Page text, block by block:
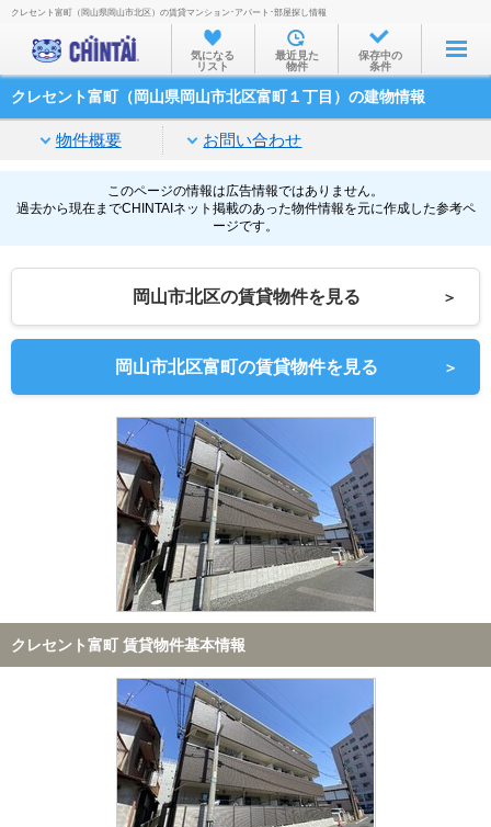
お部屋を探す
沿線・駅から
家賃相場から
通勤通学時間から
物件特集から
不動産会社から
TOP
クレセント富町（岡山県岡山市北区）の賃貸マンション･アパート･部屋探し情報
気になる
リスト
最近見た
物件
保存中の
条件
クレセント富町（岡山県岡山市北区富町１丁目）の建物情報
物件概要 お問い合わせ
このページの情報は広告情報ではありません。
過去から現在までCHINTAIネット掲載のあった物件情報を元に作成した参考ペ
ージです。
岡山市北区の賃貸物件を見る ＞
岡山市北区富町の賃貸物件を見る ＞
クレセント富町 賃貸物件基本情報